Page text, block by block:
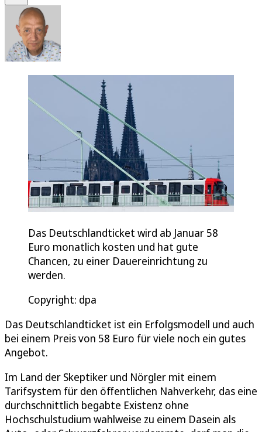
Das Deutschlandticket wird ab Januar 58
Euro monatlich kosten und hat gute
Chancen, zu einer Dauereinrichtung zu
werden.
Copyright: dpa
Das Deutschlandticket ist ein Erfolgsmodell und auch
bei einem Preis von 58 Euro für viele noch ein gutes
Angebot.
Im Land der Skeptiker und Nörgler mit einem
Tarifsystem für den öffentlichen Nahverkehr, das eine
durchschnittlich begabte Existenz ohne
Hochschulstudium wahlweise zu einem Dasein als